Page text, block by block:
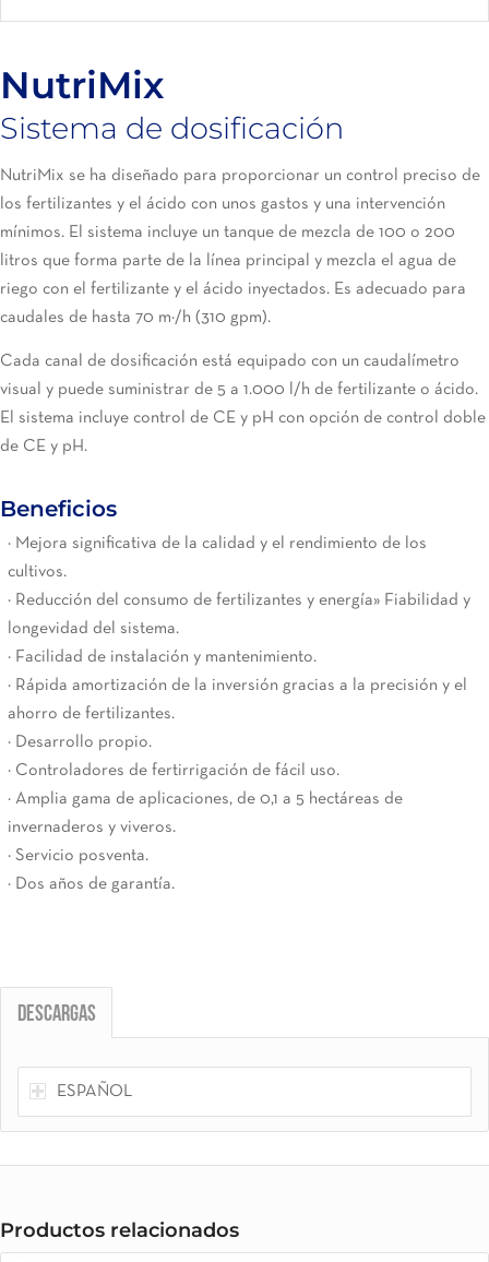
NutriMix
Sistema de dosificación
NutriMix se ha diseñado para proporcionar un control preciso de
los fertilizantes y el ácido con unos gastos y una intervención
mínimos. El sistema incluye un tanque de mezcla de 100 o 200
litros que forma parte de la línea principal y mezcla el agua de
riego con el fertilizante y el ácido inyectados. Es adecuado para
caudales de hasta 70 m³/h (310 gpm).
Cada canal de dosificación está equipado con un caudalímetro
visual y puede suministrar de 5 a 1.000 l/h de fertilizante o ácido.
El sistema incluye control de CE y pH con opción de control doble
de CE y pH.
Beneficios
· Mejora significativa de la calidad y el rendimiento de los
cultivos.
· Reducción del consumo de fertilizantes y energía» Fiabilidad y
longevidad del sistema.
· Facilidad de instalación y mantenimiento.
· Rápida amortización de la inversión gracias a la precisión y el
ahorro de fertilizantes.
· Desarrollo propio.
· Controladores de fertirrigación de fácil uso.
· Amplia gama de aplicaciones, de 0,1 a 5 hectáreas de
invernaderos y viveros.
· Servicio posventa.
· Dos años de garantía.
Descargas
ESPAÑOL
Productos relacionados